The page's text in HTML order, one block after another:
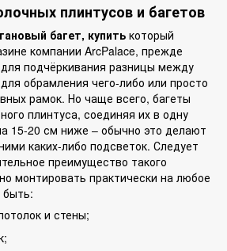
плинтусов и багетов
багет, купить который
компании ArcPalace, прежде
подчёркивания разницы между
обрамления чего-либо или просто
рамок. Но чаще всего, багеты
плинтуса, соединяя их в одну
15-20 см ниже – обычно это делают
каких-либо подсветок. Следует
преимущество такого
монтировать практически на любое
и стены;